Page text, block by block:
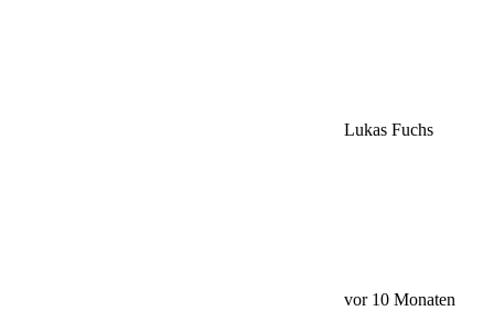
Lukas Fuchs
vor 10 Monaten